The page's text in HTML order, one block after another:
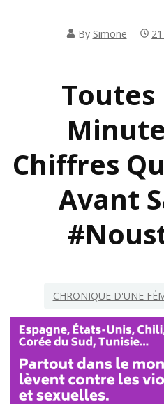
By Simone
Toutes
Chiffres
Avant
CHRONIQUE D'UNE